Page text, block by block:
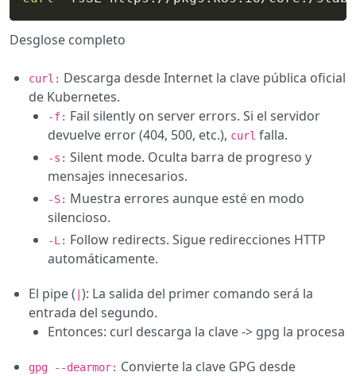
Desglose completo
curl: Descarga desde Internet la clave pública oficial
de Kubernetes.
-f: Fail silently on server errors. Si el servidor
devuelve error (404, 500, etc.), curl falla.
-s: Silent mode. Oculta barra de progreso y
mensajes innecesarios.
-S: Muestra errores aunque esté en modo
silencioso.
-L: Follow redirects. Sigue redirecciones HTTP
automáticamente.
El pipe ( ): La salida del primer comando será la
entrada del segundo.
Entonces: curl descarga la clave -> gpg la procesa
gpg --dearmor: Convierte la clave GPG desde